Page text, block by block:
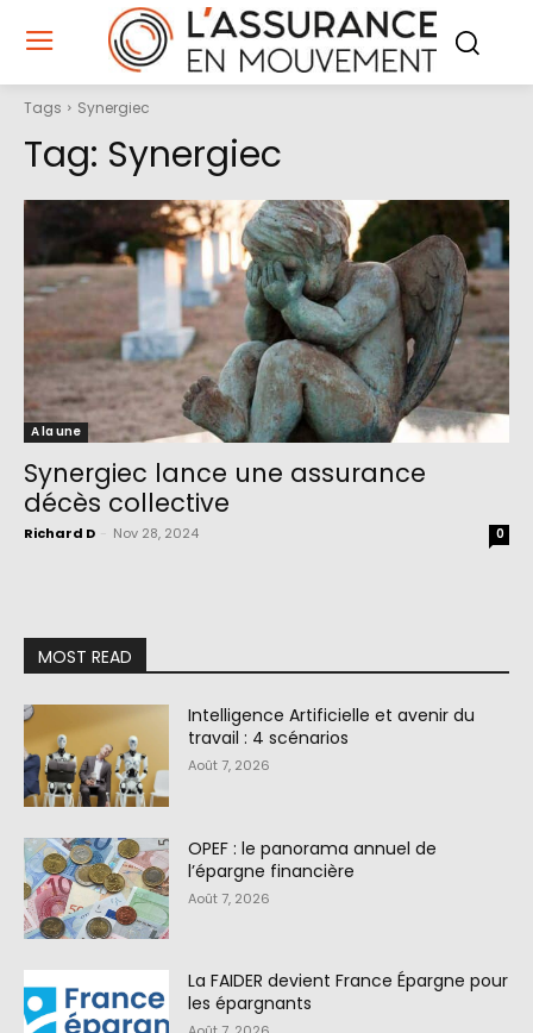
Tags Synergiec
Tag: Synergiec
A la une
Synergiec lance une assurance
décès collective
Richard D Nov 28, 2024 0
MOST READ
Intelligence Artificielle et avenir du
travail : 4 scénarios
Août 7, 2026
OPEF : le panorama annuel de
l’épargne financière
Août 7, 2026
La FAIDER devient France Épargne pour
les épargnants